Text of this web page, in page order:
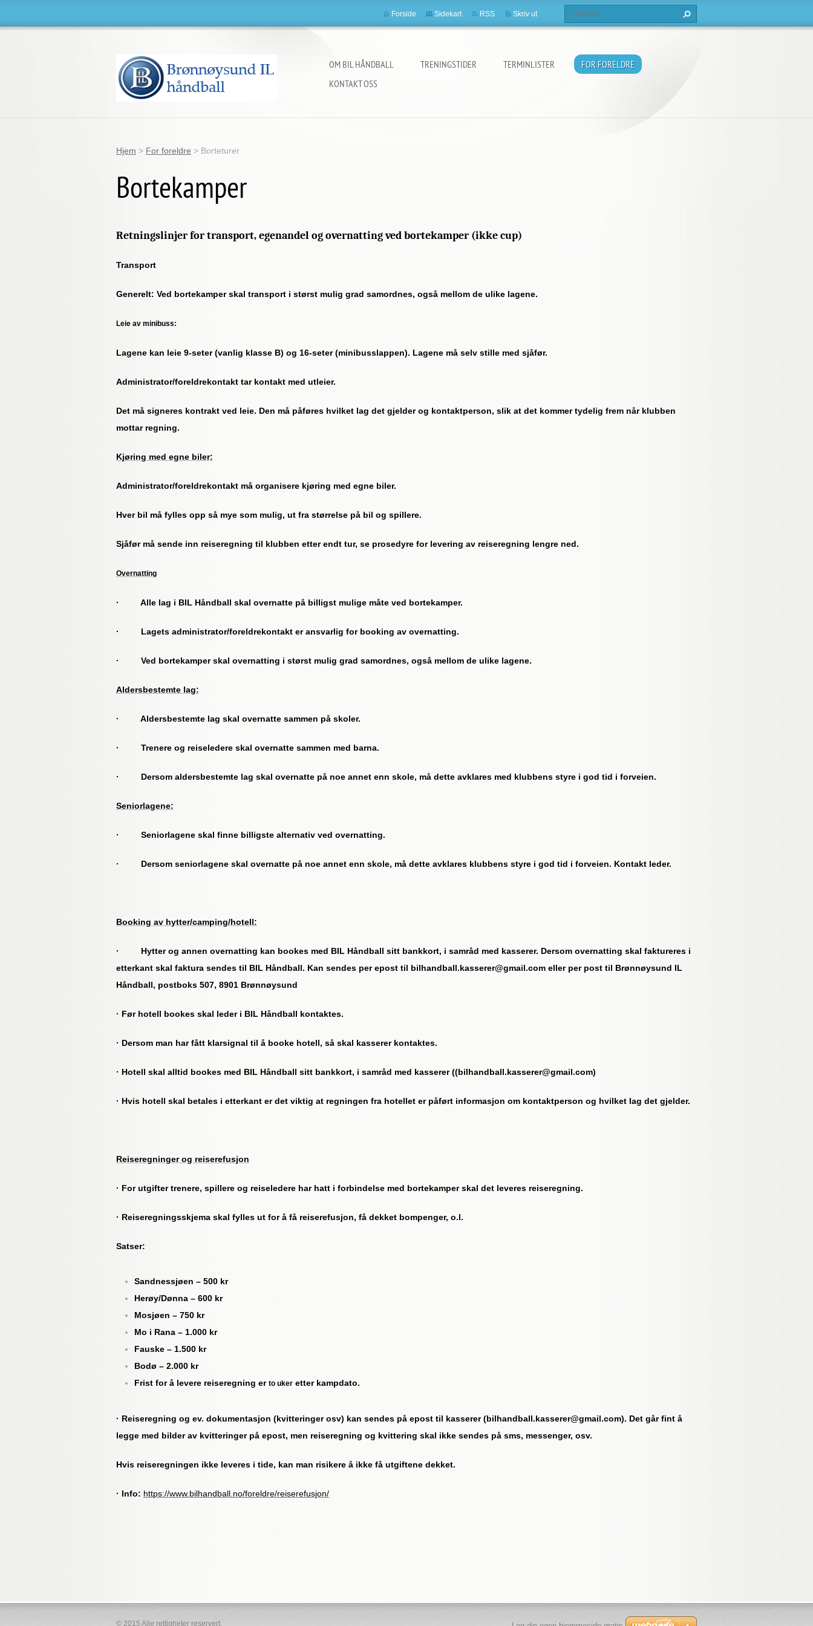
OM BIL HÅNDBALL TRENINGSTIDER TERMINLISTER
FOR FORELDRE
KONTAKT OSS
Forside Sidekart RSS Skriv ut
Hjem > For foreldre > Borteturer
Bortekamper
Retningslinjer for transport, egenandel og overnatting ved bortekamper (ikke cup)
Transport
Generelt: Ved bortekamper skal transport i størst mulig grad samordnes, også mellom de ulike lagene.
Leie av minibuss:
Lagene kan leie 9-seter (vanlig klasse B) og 16-seter (minibusslappen). Lagene må selv stille med sjåfør.
Administrator/foreldrekontakt tar kontakt med utleier.
Det må signeres kontrakt ved leie. Den må påføres hvilket lag det gjelder og kontaktperson, slik at det kommer tydelig frem når klubben
mottar regning.
Kjøring med egne biler:
Administrator/foreldrekontakt må organisere kjøring med egne biler.
Hver bil må fylles opp så mye som mulig, ut fra størrelse på bil og spillere.
Sjåfør må sende inn reiseregning til klubben etter endt tur, se prosedyre for levering av reiseregning lengre ned.
Overnatting
· Alle lag i BIL Håndball skal overnatte på billigst mulige måte ved bortekamper.
· Lagets administrator/foreldrekontakt er ansvarlig for booking av overnatting.
· Ved bortekamper skal overnatting i størst mulig grad samordnes, også mellom de ulike lagene.
Aldersbestemte lag:
· Aldersbestemte lag skal overnatte sammen på skoler.
· Trenere og reiseledere skal overnatte sammen med barna.
· Dersom aldersbestemte lag skal overnatte på noe annet enn skole, må dette avklares med klubbens styre i god tid i forveien.
Seniorlagene:
· Seniorlagene skal finne billigste alternativ ved overnatting.
· Dersom seniorlagene skal overnatte på noe annet enn skole, må dette avklares klubbens styre i god tid i forveien. Kontakt leder.
Booking av hytter/camping/hotell:
· Hytter og annen overnatting kan bookes med BIL Håndball sitt bankkort, i samråd med kasserer. Dersom overnatting skal faktureres i
etterkant skal faktura sendes til BIL Håndball. Kan sendes per epost til bilhandball.kasserer@gmail.com eller per post til Brønnøysund IL
Håndball, postboks 507, 8901 Brønnøysund
· Før hotell bookes skal leder i BIL Håndball kontaktes.
· Dersom man har fått klarsignal til å booke hotell, så skal kasserer kontaktes.
· Hotell skal alltid bookes med BIL Håndball sitt bankkort, i samråd med kasserer ((bilhandball.kasserer@gmail.com)
· Hvis hotell skal betales i etterkant er det viktig at regningen fra hotellet er påført informasjon om kontaktperson og hvilket lag det gjelder.
Reiseregninger og reiserefusjon
· For utgifter trenere, spillere og reiseledere har hatt i forbindelse med bortekamper skal det leveres reiseregning.
· Reiseregningsskjema skal fylles ut for å få reiserefusjon, få dekket bompenger, o.l.
Satser:
Sandnessjøen – 500 kr
Herøy/Dønna – 600 kr
Mosjøen – 750 kr
Mo i Rana – 1.000 kr
Fauske – 1.500 kr
Bodø – 2.000 kr
Frist for å levere reiseregning er to uker etter kampdato.
· Reiseregning og ev. dokumentasjon (kvitteringer osv) kan sendes på epost til kasserer (bilhandball.kasserer@gmail.com). Det går fint å
legge med bilder av kvitteringer på epost, men reiseregning og kvittering skal ikke sendes på sms, messenger, osv.
Hvis reiseregningen ikke leveres i tide, kan man risikere å ikke få utgiftene dekket.
· Info: https://www.bilhandball.no/foreldre/reiserefusjon/
© 2015 Alle rettigheter reservert.